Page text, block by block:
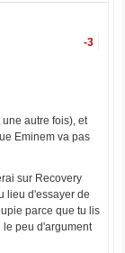
-3
une autre fois), et
Eminem va pas
sur Recovery
lieu d'essayer de
parce que tu lis
le peu d'argument